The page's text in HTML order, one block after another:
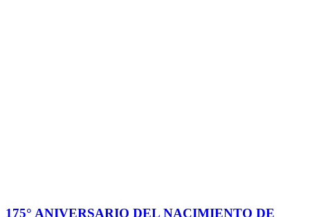
175° ANIVERSARIO DEL NACIMIENTO DE